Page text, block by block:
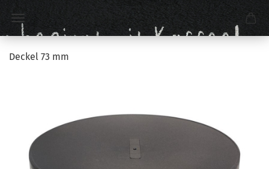
Deckel 73 mm